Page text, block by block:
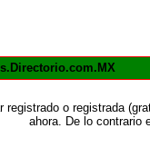
registrado o registrada
ahora. De lo contrario